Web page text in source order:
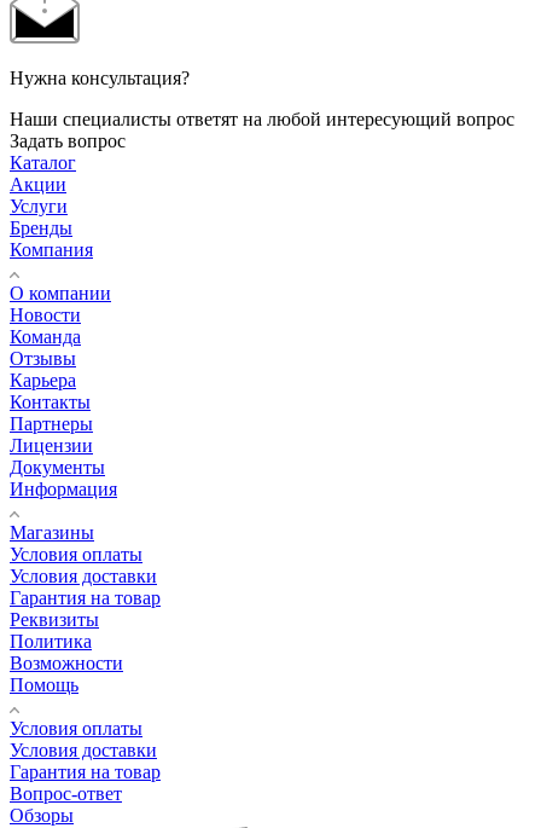
Нужна консультация?
Наши специалисты ответят на любой интересующий вопрос
Задать вопрос
Каталог
Акции
Услуги
Бренды
Компания
О компании
Новости
Команда
Отзывы
Карьера
Контакты
Партнеры
Лицензии
Документы
Информация
Магазины
Условия оплаты
Условия доставки
Гарантия на товар
Реквизиты
Политика
Возможности
Помощь
Условия оплаты
Условия доставки
Гарантия на товар
Вопрос-ответ
Обзоры